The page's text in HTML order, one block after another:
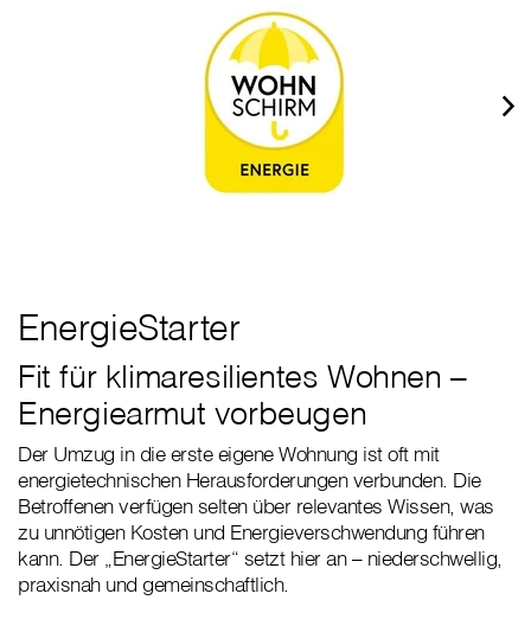
EnergieStarter
Fit für klimaresilientes Wohnen –
Energiearmut vorbeugen
Der Umzug in die erste eigene Wohnung ist oft mit
energietechnischen Herausforderungen verbunden. Die
Betroffenen verfügen selten über relevantes Wissen, was
zu unnötigen Kosten und Energieverschwendung führen
kann. Der „EnergieStarter“ setzt hier an – niederschwellig,
praxisnah und gemeinschaftlich.